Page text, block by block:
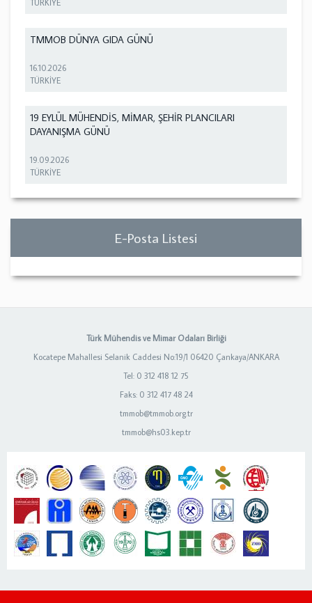
TÜRKİYE
TMMOB DÜNYA GIDA GÜNÜ
16.10.2026
TÜRKİYE
19 EYLÜL MÜHENDİS, MİMAR, ŞEHİR PLANCILARI
DAYANIŞMA GÜNÜ
19.09.2026
TÜRKİYE
E-Posta Listesi
Türk Mühendis ve Mimar Odaları Birliği
Kocatepe Mahallesi Selanik Caddesi No:19/1 06420 Çankaya/ANKARA
Tel: 0 312 418 12 75
Faks: 0 312 417 48 24
tmmob@tmmob.org.tr
tmmob@hs03.kep.tr